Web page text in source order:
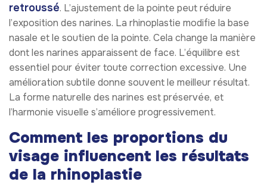
retroussé. L’ajustement de la pointe peut réduire
l’exposition des narines. La rhinoplastie modifie la base
nasale et le soutien de la pointe. Cela change la manière
dont les narines apparaissent de face. L’équilibre est
essentiel pour éviter toute correction excessive. Une
amélioration subtile donne souvent le meilleur résultat.
La forme naturelle des narines est préservée, et
l’harmonie visuelle s’améliore progressivement.
Comment les proportions du
visage influencent les résultats
de la rhinoplastie